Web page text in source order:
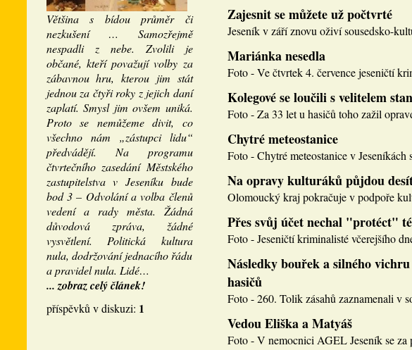
Většina s bídou průměr či
nezkušení … Samozřejmě
nespadli z nebe. Zvolili je
občané, kteří považují volby za
zábavnou hru, kterou jim stát
jednou za čtyři roky z jejich daní
zaplatí. Smysl jim ovšem uniká.
Proto se nemůžeme divit, co
všechno nám „zástupci lidu“
předvádějí. Na programu
čtvrtečního zasedání Městského
zastupitelstva v Jeseníku bude
bod 3 – Odvolání a volba členů
vedení a rady města. Žádná
důvodová zpráva, žádné
vysvětlení. Politická kultura
nula, dodržování jednacího řádu
a pravidel nula. Lidé…
... zobraz celý článek!
příspěvků v diskuzi: 1
Zajesnit se můžete už počtvrté
Jeseník v září znovu oživí sousedsko-
Mariánka nesedla
Foto - Ve čtvrtek 4. července jeseničtí
Kolegové se loučili s velitelem
Foto - Za 33 let u hasičů toho zažil
Chytré meteostanice
Foto - Chytré meteostanice v Jeseníkách
Na opravy kulturáků půjdou
Olomoucký kraj pokračuje v podpoře
Přes svůj účet nechal "protéct"
Foto - Jeseničtí kriminalisté včerejšího
Následky bouřek a silného
hasičů
Foto - 260. Tolik zásahů zaznamenali v
Vedou Eliška a Matyáš
Foto - V nemocnici AGEL Jeseník se za